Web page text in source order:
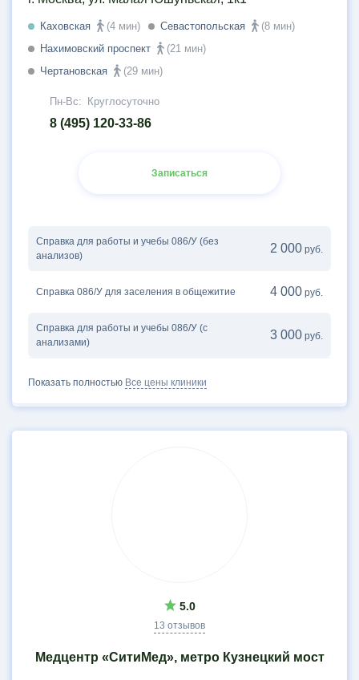
Каховская (4 мин) Севастопольская
(8 мин)
Нахимовский проспект
(21 мин)
Чертановская
(29 мин)
Пн-Вс: Круглосуточно
8 (495) 120-33-86
Записаться
Справка для работы и учебы 086/У (без
анализов)
2 000 руб.
Справка 086/У для заселения в общежитие 4 000 руб.
Справка для работы и учебы 086/У (с
анализами)
3 000 руб.
Показать полностью Все цены клиники
5.0
13 отзывов
Медцентр «СитиМед», метро Кузнецкий мост